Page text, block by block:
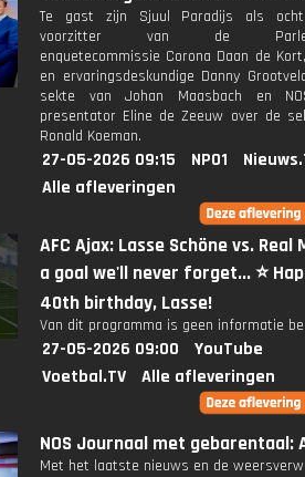
Te gast zijn Sjuul Paradijs als
voorzitter van de
enquetecommissie Corona Daan de
en ervaringsdeskundige Danny
sekte van Johan Maasbach en
presentator Eline de Zeeuw over de
Ronald Koeman.
27-05-2026 09:15 NPO1
Alle afleveringen
AFC Ajax: Lasse Schöne vs. Real
a goal we'll never forget... ⭐️
40th birthday, Lasse!
Van dit programma is geen informatie
27-05-2026 09:00
YouTube
Voetbal.TV
Alle afleveringen
NOS Journaal met gebarentaal:
Met het laatste nieuws en de